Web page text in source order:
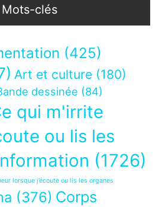
Mots-clés
(425)
Art et culture (180)
dessinée (84)
qui m'irrite
ou lis les
(1726)
lorsque j’écoute ou lis les organes
(376) Corps